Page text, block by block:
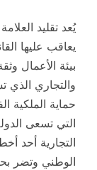
يُعد تقليد
يعاقب عليها
بيئة الأعمال
والتجاري الذي
حماية الملكية
التي تسعى
التجارية أحد
الوطني وتضر